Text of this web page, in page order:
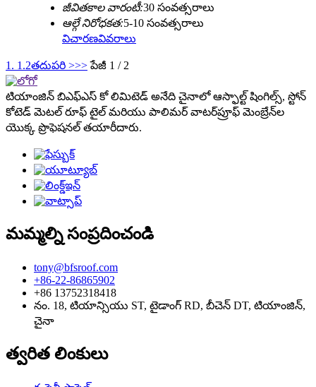
జీవితకాల వారంటీ:30 సంవత్సరాలు
ఆల్గే నిరోధకత:5-10 సంవత్సరాలు
విచారణవివరాలు
1. 1.2తదుపరి >>> పేజీ 1 / 2
టియాంజిన్ బిఎఫ్ఎస్ కో లిమిటెడ్ అనేది చైనాలో ఆస్ఫాల్ట్ షింగిల్స్, స్టోన్
కోటెడ్ మెటల్ రూఫ్ టైల్ మరియు పాలిమర్ వాటర్‌ప్రూఫ్ మెంబ్రేన్‌ల
యొక్క ప్రొఫెషనల్ తయారీదారు.
మమ్మల్ని సంప్రదించండి
tony@bfsroof.com
+86-22-86865902
+86 13752318418
నం. 18, టియాన్సియు ST, టైడాంగ్ RD, బీచెన్ DT, టియాంజిన్,
చైనా
త్వరిత లింకులు